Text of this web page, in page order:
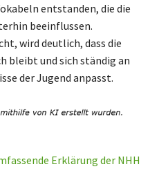
entstanden, die die
beeinflussen.
wird deutlich, dass die
bleibt und sich ständig an
der Jugend anpasst.
Erklärung der NHH